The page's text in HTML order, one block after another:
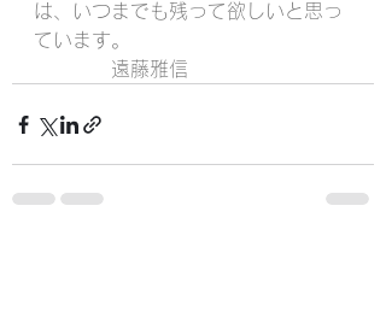
は、いつまでも残って欲しいと思っ
ています。
遠藤雅信